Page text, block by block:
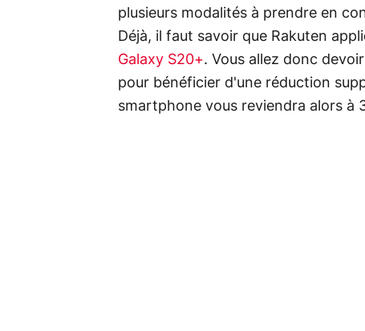
plusieurs modalités à prendre en
Déjà, il faut savoir que Rakuten
Galaxy S20+. Vous allez donc
pour bénéficier d'une réduction
smartphone vous reviendra alors à